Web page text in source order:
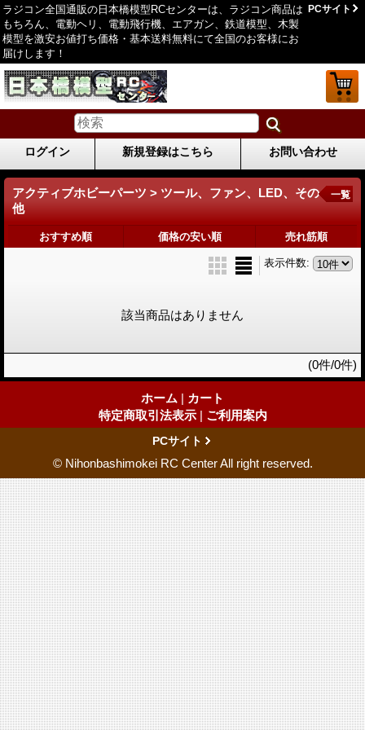
ラジコン全国通販の日本橋模型RCセンターは、ラジコン商品は
もちろん、電動ヘリ、電動飛行機、エアガン、鉄道模型、木製
模型を激安お値打ち価格・基本送料無料にて全国のお客様にお
届けします！
PCサイト
ログイン 新規登録はこちら お問い合わせ
アクティブホビーパーツ > ツール、ファン、LED、その
他
一覧
おすすめ順 価格の安い順 売れ筋順
表示件数:
該当商品はありません
(0件/0件)
ホーム | カート
特定商取引法表示 | ご利用案内
PCサイト
© Nihonbashimokei RC Center All right reserved.